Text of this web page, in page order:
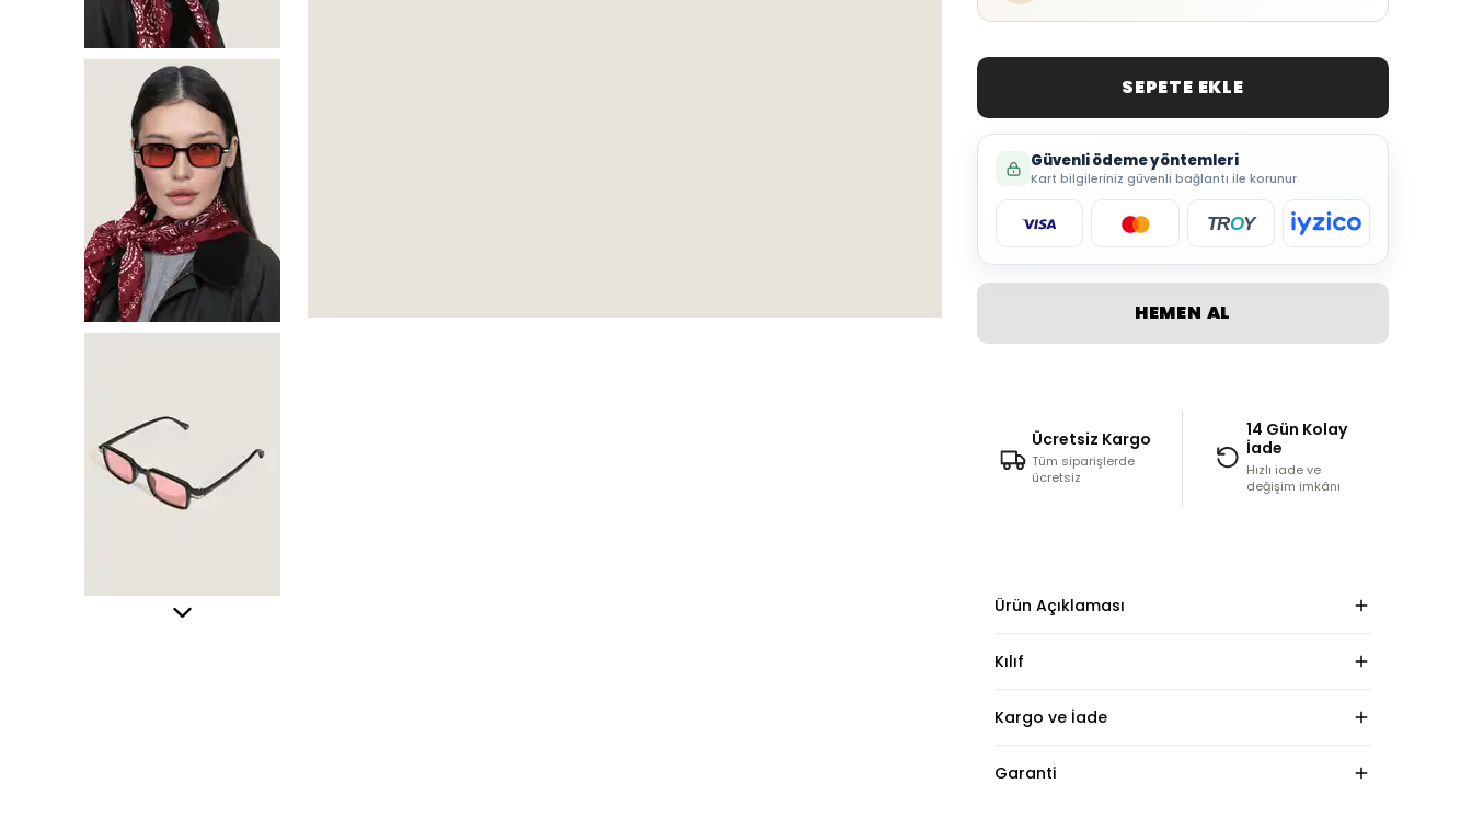
SEPETE EKLE
Güvenli ödeme yöntemleri
Kart bilgileriniz güvenli bağlantı ile korunur
TROY
HEMEN AL
Ücretsiz Kargo
Tüm siparişlerde
ücretsiz
14 Gün Kolay
İade
Hızlı iade ve
değişim imkânı
Ürün Açıklaması
Kılıf
Kargo ve İade
Garanti